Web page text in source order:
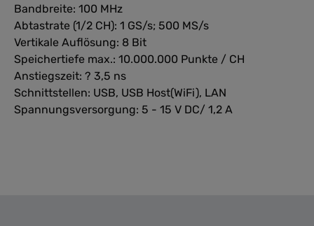
Bandbreite: 100 MHz
Abtastrate (1/2 CH): 1 GS/s; 500 MS/s
Vertikale Auflösung: 8 Bit
Speichertiefe max.: 10.000.000 Punkte / CH
Anstiegszeit: ? 3,5 ns
Schnittstellen: USB, USB Host(WiFi), LAN
Spannungsversorgung: 5 - 15 V DC/ 1,2 A